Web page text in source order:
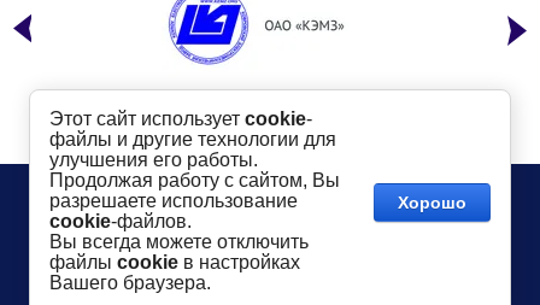
Телефон:8 (49232) 6-96-00
Адрес: г. Ковров, ул. Маяковского, 19
Показать на карте
©2016- 2026КГТУ им. В.А. Дегтярева
Использование материалов сайта разрешается
Сайт создан в:
megagroup.ru
Этот сайт использует cookie-
файлы и другие технологии для
улучшения его работы.
Продолжая работу с сайтом, Вы
разрешаете использование
cookie-файлов.
Вы всегда можете отключить
файлы cookie в настройках
Вашего браузера.
Хорошо